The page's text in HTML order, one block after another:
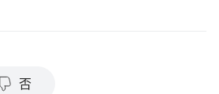
否